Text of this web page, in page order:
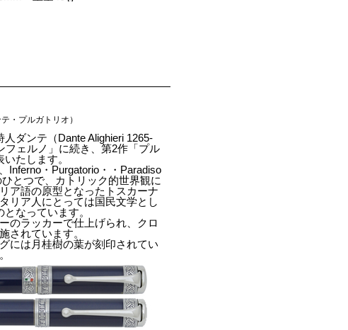
・プルガトリオ）
ダンテ（Dante Alighieri 1265-
フェルノ」に続き、第2作「プル
たします。
Inferno・Purgatorio・・Paradiso
とつで、カトリック的世界観に
ア語の原型となったトスカーナ
リア人にとっては国民文学とし
なっています。
のラッカーで仕上げられ、クロ
されています。
には月桂樹の葉が刻印されてい